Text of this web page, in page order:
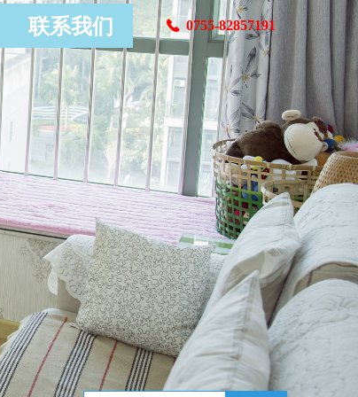
联系我们 끅 0755-82857191